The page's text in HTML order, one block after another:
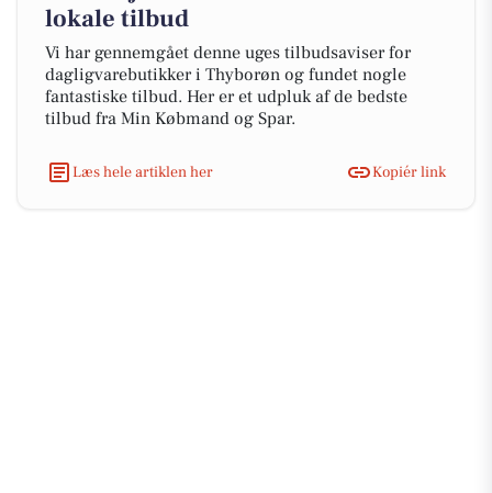
lokale tilbud
Vi har gennemgået denne uges tilbudsaviser for
dagligvarebutikker i Thyborøn og fundet nogle
fantastiske tilbud. Her er et udpluk af de bedste
tilbud fra Min Købmand og Spar.
Læs hele artiklen her Kopiér link